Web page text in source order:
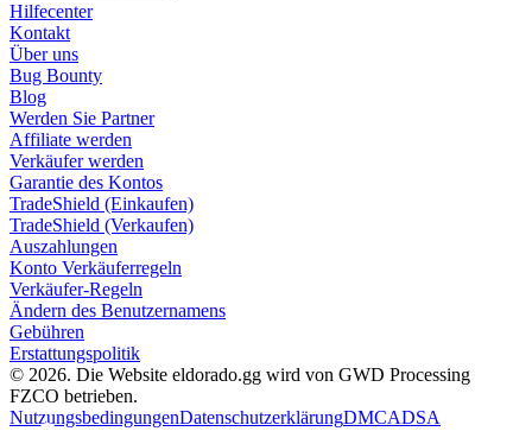
Hilfecenter
Kontakt
Über uns
Bug Bounty
Blog
Werden Sie Partner
Affiliate werden
Verkäufer werden
Garantie des Kontos
TradeShield (Einkaufen)
TradeShield (Verkaufen)
Auszahlungen
Konto Verkäuferregeln
Verkäufer-Regeln
Ändern des Benutzernamens
Gebühren
Erstattungspolitik
© 2026. Die Website eldorado.gg wird von GWD Processing
FZCO betrieben.
NutzungsbedingungenDatenschutzerklärungDMCADSA